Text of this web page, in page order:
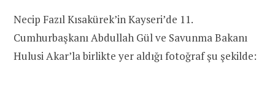
Necip Fazıl Kısakürek’in Kayseri’de 11.
Cumhurbaşkanı Abdullah Gül ve Savunma Bakanı
Hulusi Akar’la birlikte yer aldığı fotoğraf şu şekilde: